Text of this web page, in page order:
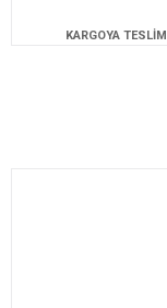
KARGOYA TESLİM